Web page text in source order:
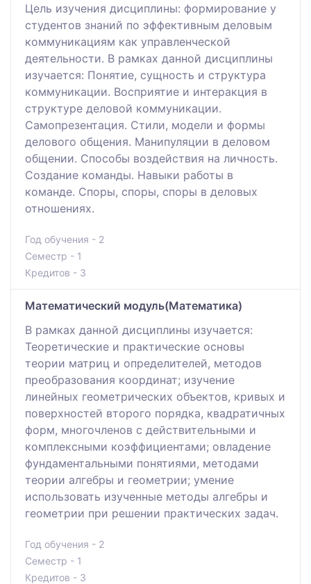
Цель изучения дисциплины: формирование у
студентов знаний по эффективным деловым
коммуникациям как управленческой
деятельности. В рамках данной дисциплины
изучается: Понятие, сущность и структура
коммуникации. Восприятие и интеракция в
структуре деловой коммуникации.
Самопрезентация. Стили, модели и формы
делового общения. Манипуляции в деловом
общении. Способы воздействия на личность.
Создание команды. Навыки работы в
команде. Споры, споры, споры в деловых
отношениях.
Год обучения - 2
Семестр - 1
Кредитов - 3
Математический модуль(Математика)
В рамках данной дисциплины изучается:
Теоретические и практические основы
теории матриц и определителей, методов
преобразования координат; изучение
линейных геометрических объектов, кривых и
поверхностей второго порядка, квадратичных
форм, многочленов с действительными и
комплексными коэффициентами; овладение
фундаментальными понятиями, методами
теории алгебры и геометрии; умение
использовать изученные методы алгебры и
геометрии при решении практических задач.
Год обучения - 2
Семестр - 1
Кредитов - 3